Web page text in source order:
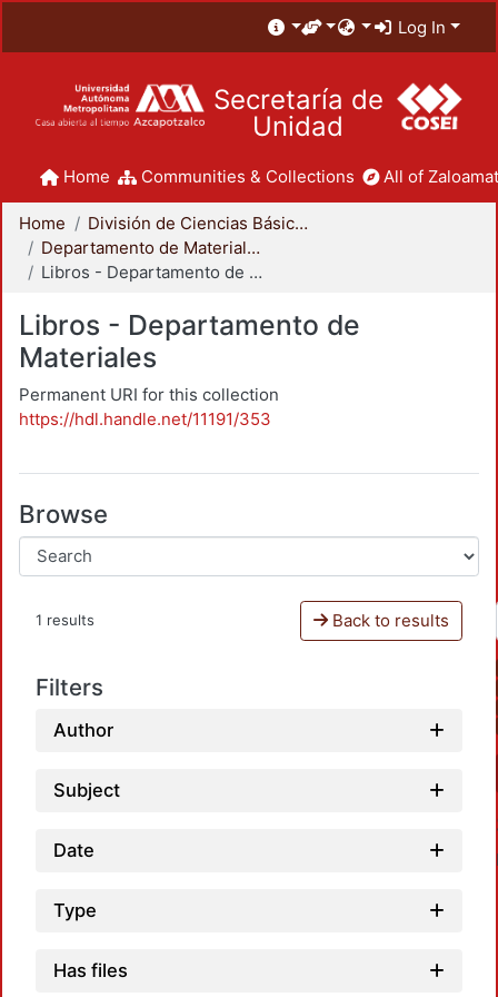
Log In
Secretaría de
Unidad
Home Communities & Collections All of
Home
División de Ciencias Básicas e Ingeniería
Departamento de Materiales
Libros - Departamento de Materiales
Libros - Departamento de
Materiales
Permanent URI for this collection
https://hdl.handle.net/11191/353
Browse
1 results Back to results
Filters
Author
Subject
Date
Type
Has files